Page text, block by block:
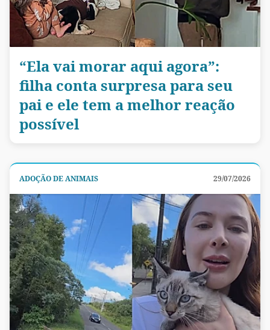
“Ela vai morar aqui agora”:
filha conta surpresa para seu
pai e ele tem a melhor reação
possível
ADOÇÃO DE ANIMAIS 29/07/2026